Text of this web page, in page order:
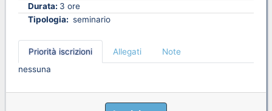
Durata: 3 ore
Tipologia: seminario
Priorità iscrizioni Allegati
Note
nessuna